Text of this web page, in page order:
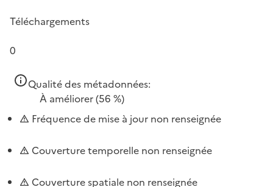
Téléchargements
0
Qualité des métadonnées:
À améliorer(56 %)
Fréquence de mise à jour non renseignée
Couverture temporelle non renseignée
Couverture spatiale non renseignée